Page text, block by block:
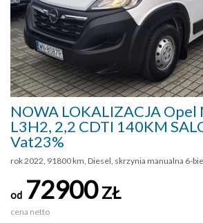
NOWA LOKALIZACJA Opel
L3H2, 2,2 CDTI 140KM
Vat23%
rok 2022, 91800 km, Diesel, skrzynia manualna 6-
od 72900ZŁ
cena netto